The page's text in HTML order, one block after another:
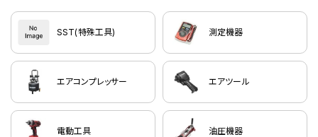
SST(特殊工具) 測定機器
エアコンプレッサー エアツール
電動工具 油圧機器